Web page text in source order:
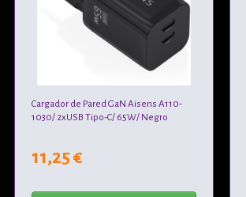
Cargador de Pared GaN Aisens A110-
1030/ 2xUSB Tipo-C/ 65W/ Negro
11,25 €